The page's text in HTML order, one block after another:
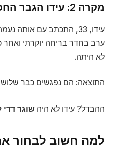
מקרה 2: עידו הגבר החכם
עידו, 33, התכתב עם
ערב בחדר בריחה יוקרתי ואחר
לא היתה.
התוצאה: הם נפגשים כבר
ההבדל? עידו לא היה שוגר דדי
למה חשוב לבחור